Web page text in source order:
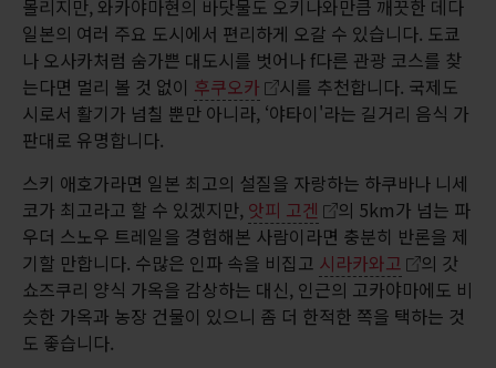
몰리지만, 와카야마현의 바닷물도 오키나와만큼 깨끗한 데다
일본의 여러 주요 도시에서 편리하게 오갈 수 있습니다. 도쿄
나 오사카처럼 숨가쁜 대도시를 벗어나 f다른 관광 코스를 찾
는다면 멀리 볼 것 없이 후쿠오카
시를 추천합니다. 국제도
시로서 활기가 넘칠 뿐만 아니라, ‘야타이'라는 길거리 음식 가
판대로 유명합니다.
스키 애호가라면 일본 최고의 설질을 자랑하는 하쿠바나 니세
코가 최고라고 할 수 있겠지만, 앗피 고겐
의 5km가 넘는 파
우더 스노우 트레일을 경험해본 사람이라면 충분히 반론을 제
기할 만합니다. 수많은 인파 속을 비집고 시라카와고
의 갓
쇼즈쿠리 양식 가옥을 감상하는 대신, 인근의 고카야마에도 비
슷한 가옥과 농장 건물이 있으니 좀 더 한적한 쪽을 택하는 것
도 좋습니다.